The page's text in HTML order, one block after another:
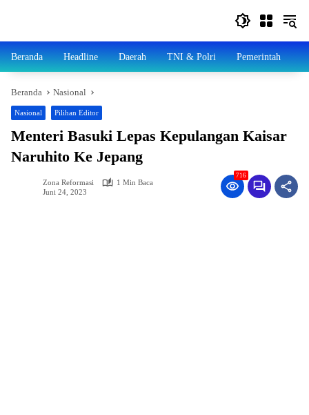
Beranda Headline Daerah TNI & Polri Pemerintah
Beranda Nasional
Nasional Pilihan Editor
Menteri Basuki Lepas Kepulangan Kaisar
Naruhito Ke Jepang
Zona Reformasi
1 Min Baca
Juni 24, 2023
716